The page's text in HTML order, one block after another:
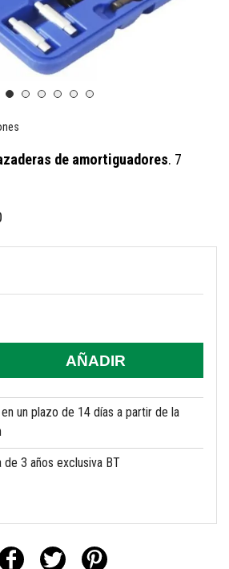
de amortiguadores. 7
AÑADIR
un plazo de 14 días a partir de la
de 3 años exclusiva BT